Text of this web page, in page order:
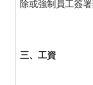
除或強制員工簽署
三、工資